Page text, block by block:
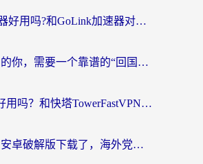
Sixfast加速器好用吗?和GoLink加速器对比哪个回国效果更好?海外党亲测实用指南
在海外漂泊的你，需要一个靠谱的“回国机场”
MalusVPN好用吗？和快塔TowerFastVPN对比哪个回国效果更好？海外党亲测实用指南
别再搜 vpn 安卓破解版下载了，海外党回国上网的正确姿势在这里